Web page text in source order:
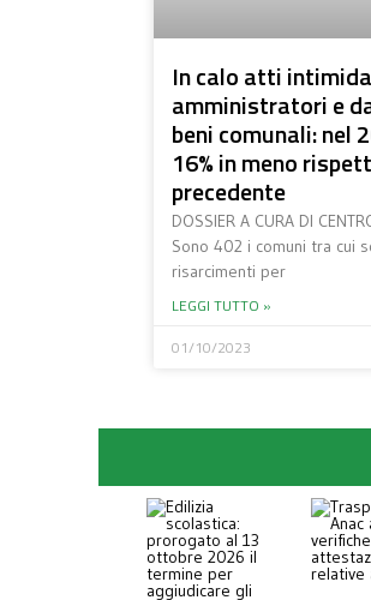
In calo atti
amministratori e
beni comunali: nel
16% in meno
precedente
DOSSIER A CURA DI
Sono 402 i comuni tra cui
risarcimenti per
LEGGI TUTTO »
01/10/2023